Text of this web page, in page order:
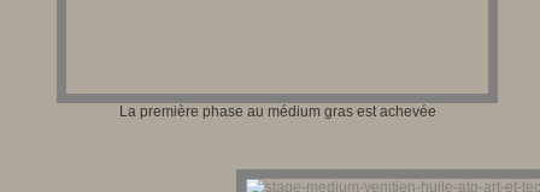
La première phase au médium gras est achevée